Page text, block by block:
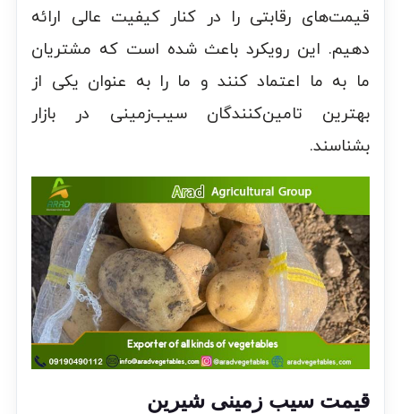
قیمت‌های رقابتی را در کنار کیفیت عالی ارائه
دهیم. این رویکرد باعث شده است که مشتریان
ما به ما اعتماد کنند و ما را به عنوان یکی از
بهترین تامین‌کنندگان سیب‌زمینی در بازار
بشناسند.
قیمت سیب زمینی شیرین